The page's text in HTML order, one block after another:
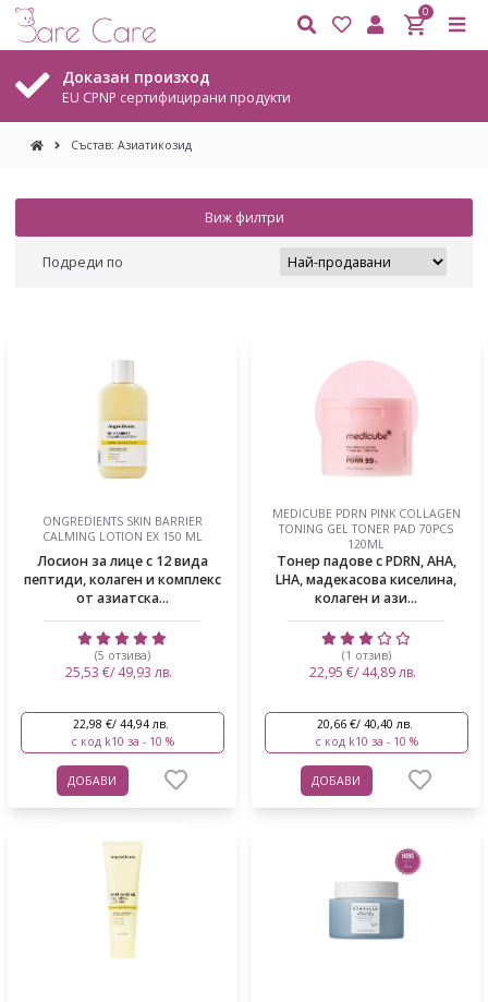
0
произход
сертифицирани продукти
Състав: Азиатикозид
Виж филтри
Подреди по
ONGREDIENTS SKIN BARRIER
CALMING LOTION EX 150 ML
Лосион за лице с 12 вида
пептиди, колаген и комплекс
от азиатска...
(5 отзива)
25,53 €/ 49,93 лв.
22,98 €/ 44,94 лв.
с код k10 за - 10 %
ДОБАВИ
MEDICUBE PDRN PINK COLLAGEN
TONING GEL TONER PAD 70PCS
120ML
Тонер падове с PDRN, AHA,
LHA, мадекасова киселина,
колаген и ази...
(1 отзив)
22,95 €/ 44,89 лв.
20,66 €/ 40,40 лв.
с код k10 за - 10 %
ДОБАВИ